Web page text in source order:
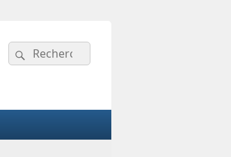
Recherche :
Rechercher